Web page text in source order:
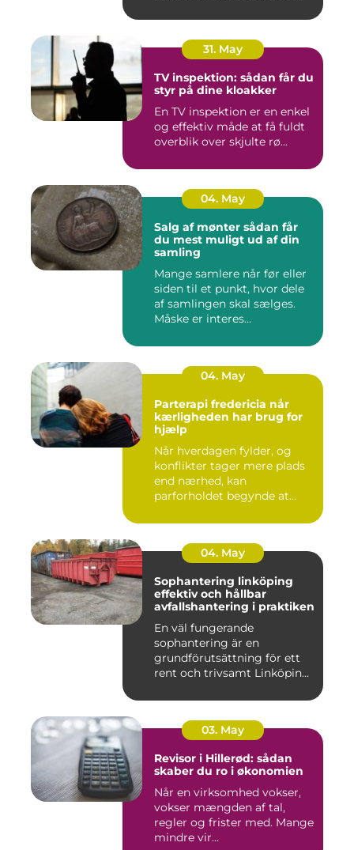
31. May
TV inspektion: sådan får du
styr på dine kloakker
En TV inspektion er en enkel
og effektiv måde at få fuldt
overblik over skjulte rø...
04. May
Salg af mønter sådan får
du mest muligt ud af din
samling
Mange samlere når før eller
siden til et punkt, hvor dele
af samlingen skal sælges.
Måske er interes...
04. May
Parterapi fredericia når
kærligheden har brug for
hjælp
Når hverdagen fylder, og
konflikter tager mere plads
end nærhed, kan
parforholdet begynde at
04. May
Sophantering linköping
effektiv och hållbar
avfallshantering i praktiken
En väl fungerande
sophantering är en
grundförutsättning för ett
rent och trivsamt Linköping.
03. May
Revisor i Hillerød: sådan
skaber du ro i økonomien
Når en virksomhed vokser,
vokser mængden af tal,
regler og frister med. Mange
mindre vir...